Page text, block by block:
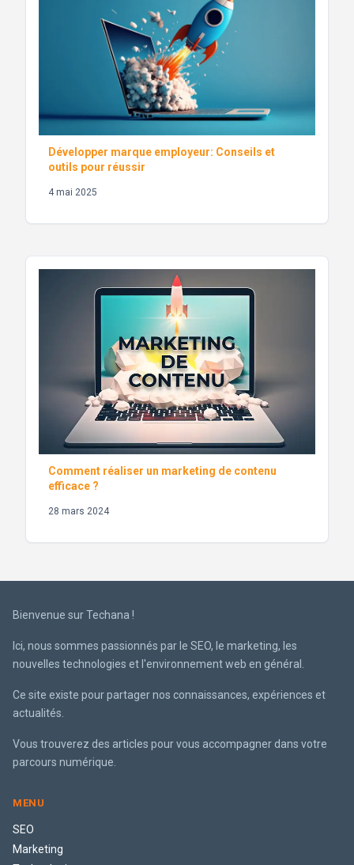
Développer marque employeur: Conseils et
outils pour réussir
4 mai 2025
Comment réaliser un marketing de contenu
efficace ?
28 mars 2024
Bienvenue sur Techana !
Ici, nous sommes passionnés par le SEO, le marketing, les
nouvelles technologies et l'environnement web en général.
Ce site existe pour partager nos connaissances, expériences et
actualités.
Vous trouverez des articles pour vous accompagner dans votre
parcours numérique.
MENU
SEO
Marketing